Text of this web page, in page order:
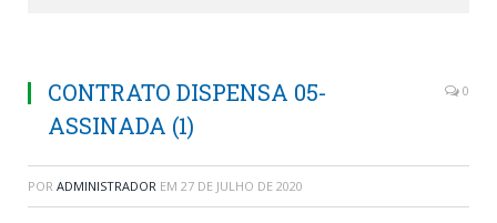
CONTRATO DISPENSA 05-
ASSINADA (1)
0
POR ADMINISTRADOR EM 27 DE JULHO DE 2020